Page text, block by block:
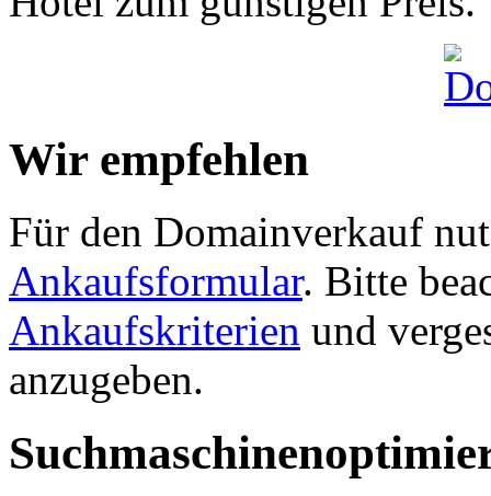
Wir empfehlen
Für den Domainverkauf
Ankaufsformular. Bitte
Ankaufskriterien und
anzugeben.